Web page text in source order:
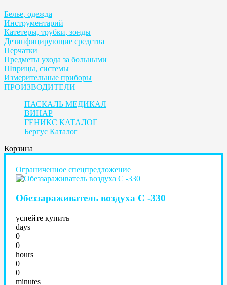
Белье, одежда
Инструментарий
Катетеры, трубки, зонды
Дезинфицирующие средства
Перчатки
Предметы ухода за больными
Шприцы, системы
Измерительные приборы
ПРОИЗВОДИТЕЛИ
ПАСКАЛЬ МЕДИКАЛ
ВИНАР
ГЕНИКС КАТАЛОГ
Бергус Каталог
Корзина
Ограниченное спецпредложение
Обеззараживатель воздуха С -330
успейте купить
days
0
0
hours
0
0
minutes